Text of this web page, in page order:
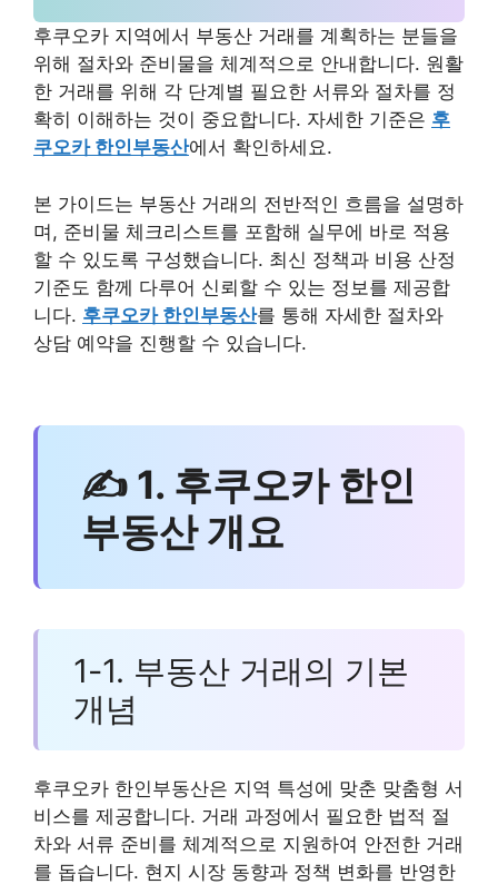
후쿠오카 지역에서 부동산 거래를 계획하는 분들을
위해 절차와 준비물을 체계적으로 안내합니다. 원활
한 거래를 위해 각 단계별 필요한 서류와 절차를 정
확히 이해하는 것이 중요합니다. 자세한 기준은 후
쿠오카 한인부동산에서 확인하세요.
본 가이드는 부동산 거래의 전반적인 흐름을 설명하
며, 준비물 체크리스트를 포함해 실무에 바로 적용
할 수 있도록 구성했습니다. 최신 정책과 비용 산정
기준도 함께 다루어 신뢰할 수 있는 정보를 제공합
니다. 후쿠오카 한인부동산를 통해 자세한 절차와
상담 예약을 진행할 수 있습니다.
✍ 1. 후쿠오카 한인
부동산 개요
1-1. 부동산 거래의 기본
개념
후쿠오카 한인부동산은 지역 특성에 맞춘 맞춤형 서
비스를 제공합니다. 거래 과정에서 필요한 법적 절
차와 서류 준비를 체계적으로 지원하여 안전한 거래
를 돕습니다. 현지 시장 동향과 정책 변화를 반영한